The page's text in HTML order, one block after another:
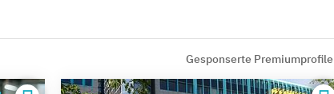
Gesponserte Premiumprofile